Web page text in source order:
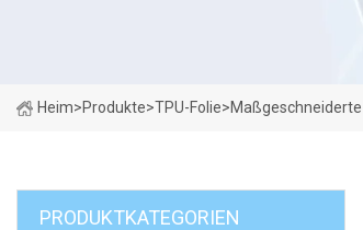
Heim>Produkte>TPU-Folie>
PRODUKTKATEGORIEN